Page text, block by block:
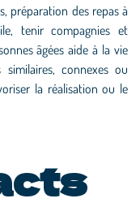
préparation des repas à
tenir compagnies et
âgées aide à la vie
connexes ou
la réalisation ou le